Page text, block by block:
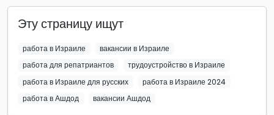
Эту страницу ищут
работа в Израиле
вакансии в Израиле
работа для репатриантов
трудоустройство в Израиле
работа в Израиле для русских
работа в Израиле 2024
работа в Ашдод
вакансии Ашдод